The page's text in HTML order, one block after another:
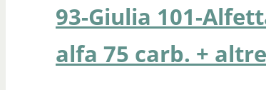
93-Giulia 101-
alfa 75 carb. +